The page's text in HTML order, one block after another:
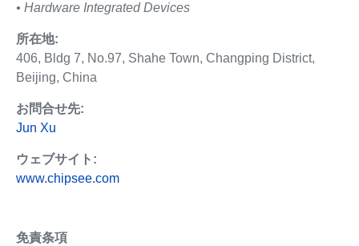
• Hardware Integrated Devices
所在地:
406, Bldg 7, No.97, Shahe Town, Changping District,
Beijing, China
お問合せ先:
Jun Xu
ウェブサイト:
www.chipsee.com
免責条項